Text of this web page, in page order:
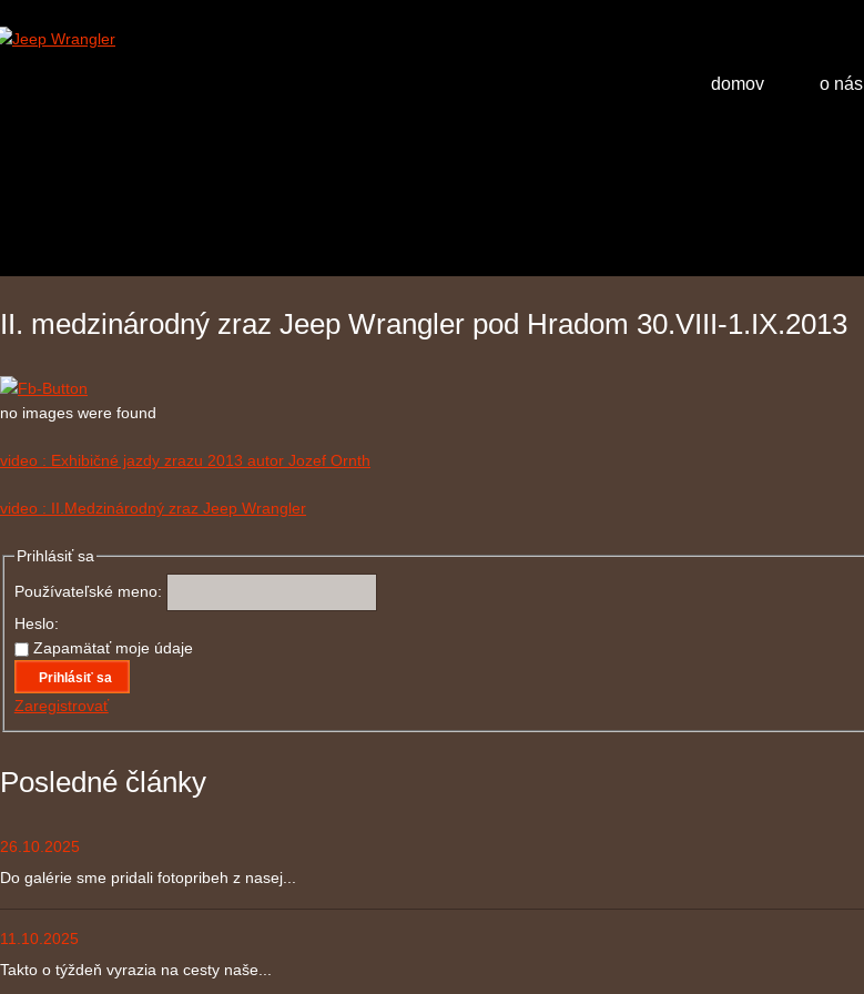
domov o nás
II. medzinárodný zraz Jeep Wrangler pod Hradom 30.VIII-1.IX.2013
no images were found
video : Exhibičné jazdy zrazu 2013 autor Jozef Ornth
video : II.Medzinárodný zraz Jeep Wrangler
Prihlásiť sa
Používateľské meno:
Heslo:
Zapamätať moje údaje
Prihlásiť sa
Zaregistrovať
Posledné články
26.10.2025
Do galérie sme pridali fotopribeh z nasej...
11.10.2025
Takto o týždeň vyrazia na cesty naše...